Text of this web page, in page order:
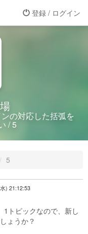
登録 / ログイン
の対応した括弧を
/ 5
5
) 21:12:53
1トピックなので、新し
ょうか？